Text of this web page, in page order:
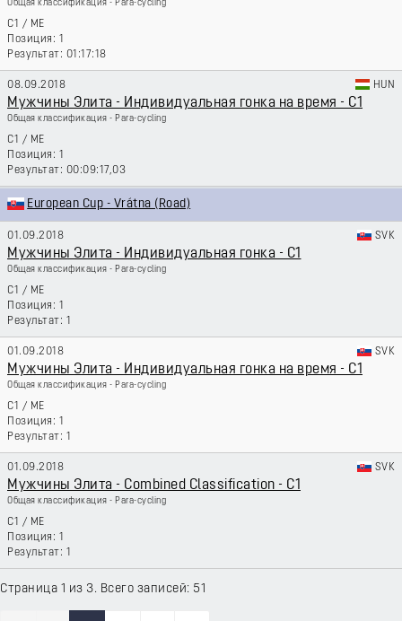
Общая классификация - Para-cycling
C1 / ME
1
01:17:18
08.09.2018 HUN
Мужчины Элита - Индивидуальная гонка на время - C1
Общая классификация - Para-cycling
C1 / ME
1
00:09:17,03
European Cup - Vrátna (Road)
01.09.2018 SVK
Мужчины Элита - Индивидуальная гонка - C1
Общая классификация - Para-cycling
C1 / ME
1
1
01.09.2018 SVK
Мужчины Элита - Индивидуальная гонка на время - C1
Общая классификация - Para-cycling
C1 / ME
1
1
01.09.2018 SVK
Мужчины Элита - Combined Classification - C1
Общая классификация - Para-cycling
C1 / ME
1
1
Страница 1 из 3. Всего записей: 51